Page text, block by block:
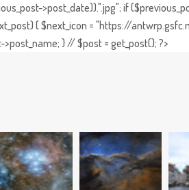
>post_date)).".jpg"; if
{ $next_icon = "https://
} // $post = get_post(); ?>